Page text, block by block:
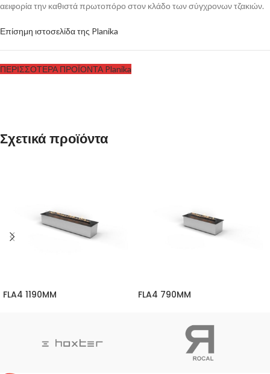
αειφορία την καθιστά πρωτοπόρο στον κλάδο των σύγχρονων τζακιών.
Επίσημη ιστοσελίδα της Planika
ΠΕΡΙΣΣΟΤΕΡΑ ΠΡΟΪΟΝΤΑ Planika
Σχετικά προϊόντα
FLA4 1190MM FLA4 790MM